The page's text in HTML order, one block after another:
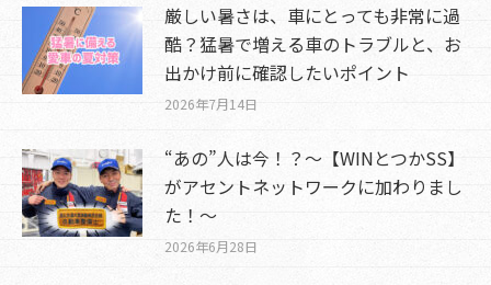
厳しい暑さは、車にとっても非常に過
酷？猛暑で増える車のトラブルと、お
出かけ前に確認したいポイント
2026年7月14日
“あの”人は今！？～【WINとつかSS】
がアセントネットワークに加わりまし
た！～
2026年6月28日